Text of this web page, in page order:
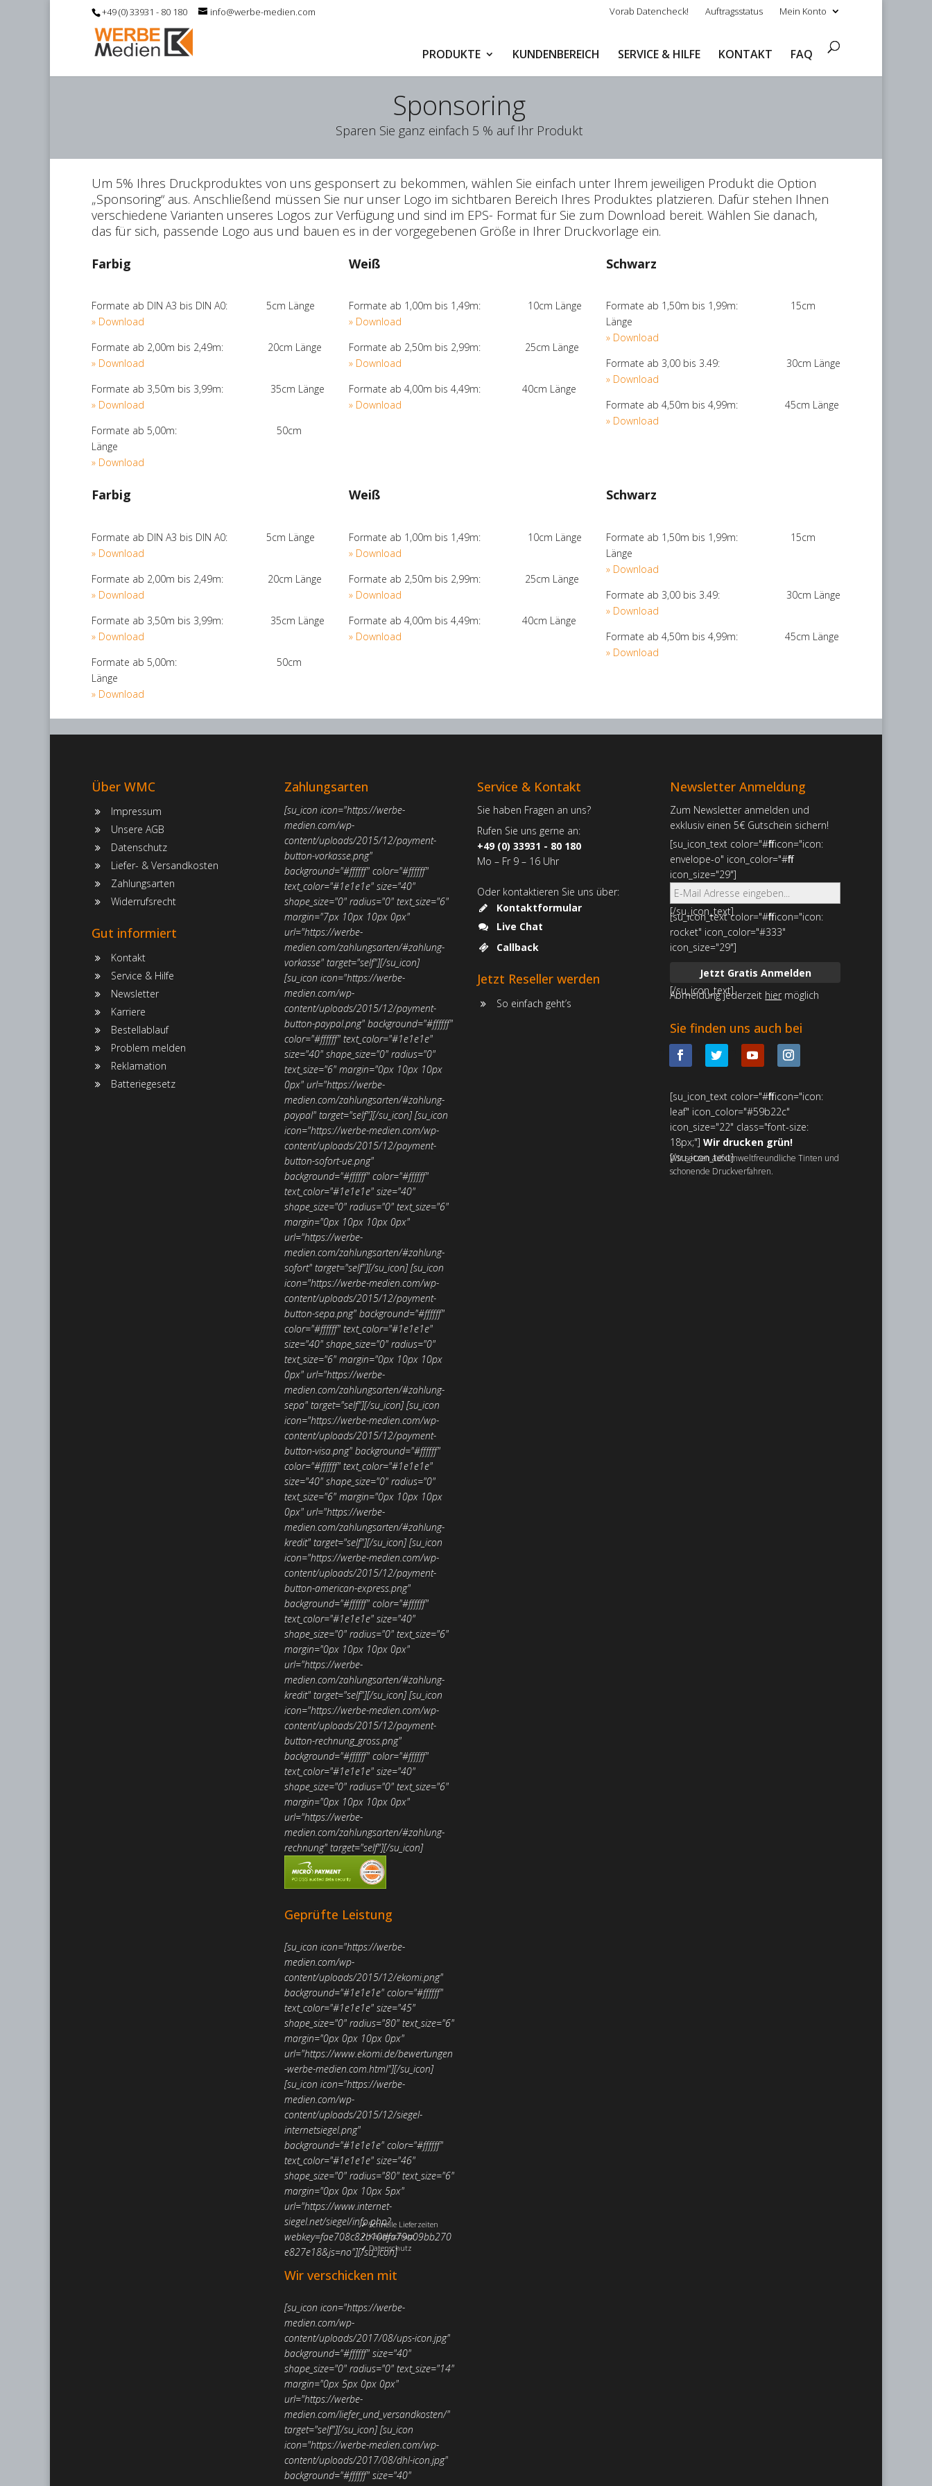
+49 (0) 33931 - 80 180 info@werbe-medien.com Vorab Datencheck! Auftragsstatus Mein Konto
PRODUKTE KUNDENBEREICH SERVICE & HILFE KONTAKT FAQ
Sponsoring
Sparen Sie ganz einfach 5 % auf Ihr Produkt
Um 5% Ihres Druckproduktes von uns gesponsert zu bekommen, wählen Sie einfach unter Ihrem jeweiligen Produkt die Option
„Sponsoring“ aus. Anschließend müssen Sie nur unser Logo im sichtbaren Bereich Ihres Produktes platzieren. Dafür stehen Ihnen
verschiedene Varianten unseres Logos zur Verfügung und sind im EPS- Format für Sie zum Download bereit. Wählen Sie danach,
das für sich, passende Logo aus und bauen es in der vorgegebenen Größe in Ihrer Druckvorlage ein.
Farbig
Formate ab DIN A3 bis DIN A0: 5cm Länge
» Download
Formate ab 2,00m bis 2,49m: 20cm Länge
» Download
Formate ab 3,50m bis 3,99m: 35cm Länge
» Download
Formate ab 5,00m: 50cm
Länge
» Download
Weiß
Formate ab 1,00m bis 1,49m: 10cm Länge
» Download
Formate ab 2,50m bis 2,99m: 25cm Länge
» Download
Formate ab 4,00m bis 4,49m: 40cm Länge
» Download
Schwarz
Formate ab 1,50m bis 1,99m: 15cm
Länge
» Download
Formate ab 3,00 bis 3.49: 30cm Länge
» Download
Formate ab 4,50m bis 4,99m: 45cm Länge
» Download
Farbig
Formate ab DIN A3 bis DIN A0: 5cm Länge
» Download
Formate ab 2,00m bis 2,49m: 20cm Länge
» Download
Formate ab 3,50m bis 3,99m: 35cm Länge
» Download
Formate ab 5,00m: 50cm
Länge
» Download
Weiß
Formate ab 1,00m bis 1,49m: 10cm Länge
» Download
Formate ab 2,50m bis 2,99m: 25cm Länge
» Download
Formate ab 4,00m bis 4,49m: 40cm Länge
» Download
Schwarz
Formate ab 1,50m bis 1,99m: 15cm
Länge
» Download
Formate ab 3,00 bis 3.49: 30cm Länge
» Download
Formate ab 4,50m bis 4,99m: 45cm Länge
» Download
Über WMC
Impressum
Unsere AGB
Datenschutz
Liefer- & Versandkosten
Zahlungsarten
Widerrufsrecht
Gut informiert
Kontakt
Service & Hilfe
Newsletter
Karriere
Bestellablauf
Problem melden
Reklamation
Batteriegesetz
Zahlungsarten
[su_icon icon="https://werbe-
medien.com/wp-
content/uploads/2015/12/payment-
button-vorkasse.png"
background="#ffffff" color="#ffffff"
text_color="#1e1e1e" size="40"
shape_size="0" radius="0" text_size="6"
margin="7px 10px 10px 0px"
url="https://werbe-
medien.com/zahlungsarten/#zahlung-
vorkasse" target="self"][/su_icon]
[su_icon icon="https://werbe-
medien.com/wp-
content/uploads/2015/12/payment-
button-paypal.png" background="#ffffff"
color="#ffffff" text_color="#1e1e1e"
size="40" shape_size="0" radius="0"
text_size="6" margin="0px 10px 10px
0px" url="https://werbe-
medien.com/zahlungsarten/#zahlung-
paypal" target="self"][/su_icon] [su_icon
icon="https://werbe-medien.com/wp-
content/uploads/2015/12/payment-
button-sofort-ue.png"
background="#ffffff" color="#ffffff"
text_color="#1e1e1e" size="40"
shape_size="0" radius="0" text_size="6"
margin="0px 10px 10px 0px"
url="https://werbe-
medien.com/zahlungsarten/#zahlung-
sofort" target="self"][/su_icon] [su_icon
icon="https://werbe-medien.com/wp-
content/uploads/2015/12/payment-
button-sepa.png" background="#ffffff"
color="#ffffff" text_color="#1e1e1e"
size="40" shape_size="0" radius="0"
text_size="6" margin="0px 10px 10px
0px" url="https://werbe-
medien.com/zahlungsarten/#zahlung-
sepa" target="self"][/su_icon] [su_icon
icon="https://werbe-medien.com/wp-
content/uploads/2015/12/payment-
button-visa.png" background="#ffffff"
color="#ffffff" text_color="#1e1e1e"
size="40" shape_size="0" radius="0"
text_size="6" margin="0px 10px 10px
0px" url="https://werbe-
medien.com/zahlungsarten/#zahlung-
kredit" target="self"][/su_icon] [su_icon
icon="https://werbe-medien.com/wp-
content/uploads/2015/12/payment-
button-american-express.png"
background="#ffffff" color="#ffffff"
text_color="#1e1e1e" size="40"
shape_size="0" radius="0" text_size="6"
margin="0px 10px 10px 0px"
url="https://werbe-
medien.com/zahlungsarten/#zahlung-
kredit" target="self"][/su_icon] [su_icon
icon="https://werbe-medien.com/wp-
content/uploads/2015/12/payment-
button-rechnung_gross.png"
background="#ffffff" color="#ffffff"
text_color="#1e1e1e" size="40"
shape_size="0" radius="0" text_size="6"
margin="0px 10px 10px 0px"
url="https://werbe-
medien.com/zahlungsarten/#zahlung-
rechnung" target="self"][/su_icon]
Geprüfte Leistung
[su_icon icon="https://werbe-
medien.com/wp-
content/uploads/2015/12/ekomi.png"
background="#1e1e1e" color="#ffffff"
text_color="#1e1e1e" size="45"
shape_size="0" radius="80" text_size="6"
margin="0px 0px 10px 0px"
url="https://www.ekomi.de/bewertungen
-werbe-medien.com.html"][/su_icon]
[su_icon icon="https://werbe-
medien.com/wp-
content/uploads/2015/12/siegel-
internetsiegel.png"
background="#1e1e1e" color="#ffffff"
text_color="#1e1e1e" size="46"
shape_size="0" radius="80" text_size="6"
margin="0px 0px 10px 5px"
url="https://www.internet-
siegel.net/siegel/info.php?
webkey=fae708c82b10dfa79a09bb270
e827e18&js=no"][/su_icon]
✓ Schnelle Lieferzeiten
✓ Käuferschutz
✓ Datenschutz
Wir verschicken mit
[su_icon icon="https://werbe-
medien.com/wp-
content/uploads/2017/08/ups-icon.jpg"
background="#ffffff" size="40"
shape_size="0" radius="0" text_size="14"
margin="0px 5px 0px 0px"
url="https://werbe-
medien.com/liefer_und_versandkosten/"
target="self"][/su_icon] [su_icon
icon="https://werbe-medien.com/wp-
content/uploads/2017/08/dhl-icon.jpg"
background="#ffffff" size="40"
Service & Kontakt
Sie haben Fragen an uns?
Rufen Sie uns gerne an:
+49 (0) 33931 - 80 180
Mo – Fr 9 – 16 Uhr
Oder kontaktieren Sie uns über:
Kontaktformular
Live Chat
Callback
Jetzt Reseller werden
So einfach geht’s
Newsletter Anmeldung
Zum Newsletter anmelden und
exklusiv einen 5€ Gutschein sichern!
[su_icon_text color="#ffffff" icon="icon:
envelope-o" icon_color="#ffffff"
icon_size="29"]
[/su_icon_text]
[su_icon_text color="#ffffff" icon="icon:
rocket" icon_color="#333"
icon_size="29"]
Jetzt Gratis Anmelden
[/su_icon_text]
Abmeldung jederzeit hier möglich
Sie finden uns auch bei
[su_icon_text color="#ffffff" icon="icon:
leaf" icon_color="#59b22c"
icon_size="22" class="font-size:
18px;"]Wir drucken grün!
[/su_icon_text]
Wir setzen auf umweltfreundliche Tinten und
schonende Druckverfahren.